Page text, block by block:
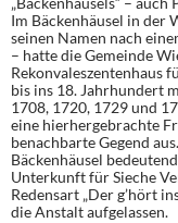
Im Bäckenhäusel in der
seinen Namen nach
– hatte die Gemeinde
Rekonvaleszentenhaus
bis ins 18. Jahrhundert
1708, 1720, 1729 und
eine hierhergebrachte
benachbarte Gegend
Bäckenhäusel
Unterkunft für Sieche
Redensart „Der g’hört
die Anstalt aufgelassen.